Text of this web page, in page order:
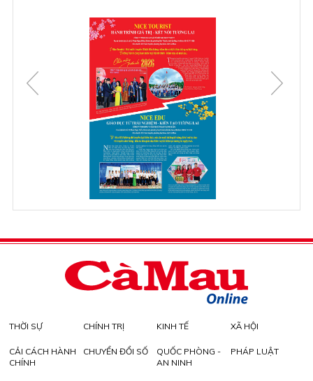
THỜI SỰ CHÍNH TRỊ KINH TẾ XÃ HỘI
CẢI CÁCH HÀNH
CHÍNH
CHUYỂN ĐỔI SỐ
QUỐC PHÒNG -
AN NINH
PHÁP LUẬT